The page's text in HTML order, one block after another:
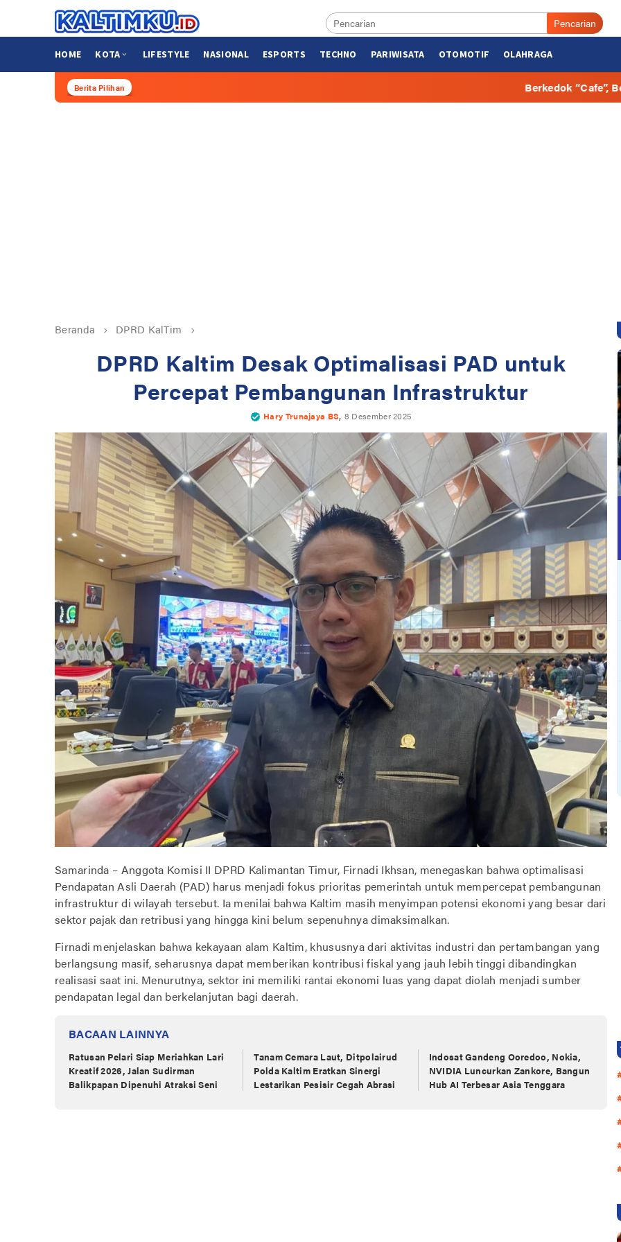
konten
Pencarian
HOME KOTA LIFESTYLE NASIONAL ESPORTS TECHNO PARIWISATA OTOMOTIF OLAHRAGA
Berita Pilihan Berkedok “Cafe”, Beberapa Hunian
Beranda DPRD KalTim
DPRD Kaltim Desak Optimalisasi PAD untuk
Percepat Pembangunan Infrastruktur
Hary Trunajaya BS, 8 Desember 2025
Samarinda – Anggota Komisi II DPRD Kalimantan Timur, Firnadi Ikhsan, menegaskan bahwa optimalisasi
Pendapatan Asli Daerah (PAD) harus menjadi fokus prioritas pemerintah untuk mempercepat pembangunan
infrastruktur di wilayah tersebut. Ia menilai bahwa Kaltim masih menyimpan potensi ekonomi yang besar dari
sektor pajak dan retribusi yang hingga kini belum sepenuhnya dimaksimalkan.
Firnadi menjelaskan bahwa kekayaan alam Kaltim, khususnya dari aktivitas industri dan pertambangan yang
berlangsung masif, seharusnya dapat memberikan kontribusi fiskal yang jauh lebih tinggi dibandingkan
realisasi saat ini. Menurutnya, sektor ini memiliki rantai ekonomi luas yang dapat diolah menjadi sumber
pendapatan legal dan berkelanjutan bagi daerah.
BACAAN LAINNYA
Ratusan Pelari Siap Meriahkan Lari
Kreatif 2026, Jalan Sudirman
Balikpapan Dipenuhi Atraksi Seni
Tanam Cemara Laut, Ditpolairud
Polda Kaltim Eratkan Sinergi
Lestarikan Pesisir Cegah Abrasi
Indosat Gandeng Ooredoo, Nokia,
NVIDIA Luncurkan Zankore, Bangun
Hub AI Terbesar Asia Tenggara